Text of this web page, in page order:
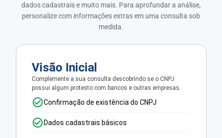
dados cadastrais e muito mais. Para aprofundar a análise,
personalize com informações extras em uma consulta sob
medida.
Visão Inicial
Complemente a sua consulta descobrindo se o CNPJ
possui algum protesto com bancos e outras empresas.
Confirmação de existência do CNPJ
Dados cadastrais básicos